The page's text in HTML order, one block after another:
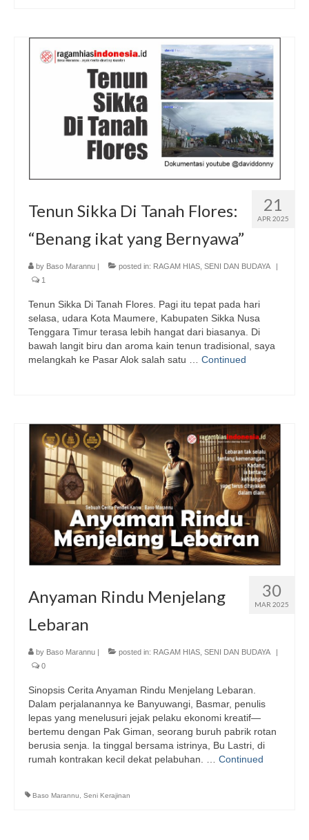
21
APR 2025
Tenun Sikka Di Tanah Flores:
“Benang ikat yang Bernyawa”
by Baso Marannu | posted in: RAGAM HIAS SENI DAN BUDAYA
|
1
Tenun Sikka Di Tanah Flores. Pagi itu tepat pada hari
selasa, udara Kota Maumere, Kabupaten Sikka Nusa
Tenggara Timur terasa lebih hangat dari biasanya. Di
bawah langit biru dan aroma kain tenun tradisional, saya
melangkah ke Pasar Alok salah satu … Continued
30
MAR 2025
Anyaman Rindu Menjelang
Lebaran
by Baso Marannu posted in: RAGAM HIAS SENI DAN BUDAYA
0
Sinopsis Cerita Anyaman Rindu Menjelang Lebaran.
Dalam perjalanannya ke Banyuwangi, Basmar, penulis
lepas yang menelusuri jejak pelaku ekonomi kreatif—
bertemu dengan Pak Giman, seorang buruh pabrik rotan
berusia senja. Ia tinggal bersama istrinya, Bu Lastri, di
rumah kontrakan kecil dekat pelabuhan. … Continued
Baso Marannu, Seni Kerajinan